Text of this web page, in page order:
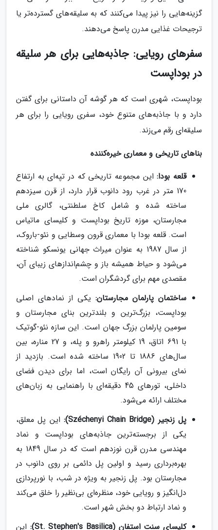
گزینه‌هایی را نیز پیدا می‌کنند که به سلیقه‌های گسترده‌تر یا
ترجیحات غذایی مدرن پاسخ می‌دهند.
سفرهای رویایی: جاذبه‌هایی برای هر سلیقه
در بوداپست
بوداپست، شهری است که هر گوشه آن داستانی برای گفتن
دارد و با جاذبه‌های متنوع خود، سفری رویایی را برای هر
سلیقه‌ای رقم می‌زند.
بناهای تاریخی و معماری خیره‌کننده
قلعه بودا:این مجموعه تاریخی که در تپه‌ای به ارتفاع
170 متر در غرب رود دانوب قرار دارد، از قرن سیزدهم
ساخته شده و شامل کاخ سلطنتی، گالری ملی
مجارستان، موزه تاریخ بوداپست و کلیسای ماتیاس
است. قلعه بودا با معماری قرون وسطایی و نئو-باروک،
از سال 1987 به عنوان میراث جهانی یونسکو شناخته
می‌شود و حیاط همیشه باز و چشم‌اندازهای زیبای آن،
مقصدی مهم برای گردشگران است.
ساختمان پارلمان مجارستان: یکی از نمادهای اصلی
بوداپست، بزرگ‌ترین و بلندترین بنای مجارستان و
سومین پارلمان بزرگ جهان است. این سازه نئو-گوتیک
با 691 اتاق، 19 کیلومتر راهرو و پله، و 27 مناره، بین
سال‌های 1886 تا 1902 ساخته شده است. بازدید از
نمای بیرونی آن رایگان است، اما برای دیدن فضای
داخلی، تورهای 45 دقیقه‌ای با راهنمایی به زبان‌های
مختلف ارائه می‌شود.
پل زنجیر (Széchenyi Chain Bridge):
این پل معلق،
یکی از برجسته‌ترین جاذبه‌های بوداپست و نماد
مهندسی مدرن قرن نوزدهم است که در سال 1849 به
بهره‌برداری رسید و اولین پل دائمی بر روی دانوب در
مجارستان بود. پل زنجیر به ویژه در شب، با نورپردازی
دل‌انگیز و رویایی خود، منظره‌ای بی‌نظیر را خلق می‌کند
و نماد ارتباط دو بخش شهر است.
کلیسای سنت استفان (St. Stephen's Basilica):
این